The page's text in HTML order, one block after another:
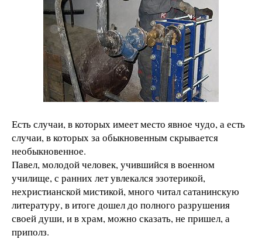
Есть случаи, в которых имеет место явное чудо, а есть
случаи, в которых за обыкновенным скрывается
необыкновенное.
Павел, молодой человек, учившийся в военном
училище, с ранних лет увлекался эзотерикой,
нехристианской мистикой, много читал сатанинскую
литературу, в итоге дошел до полного разрушения
своей души, и в храм, можно сказать, не пришел, а
приполз.